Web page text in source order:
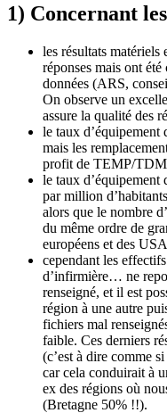
1) Concernant les
les résultats
réponses mais ont été
données (ARS,
On observe un
assure la qualité des
le taux d’équipement
mais les
profit de TEMP/TDM
le taux d’équipement
par million
alors que le nombre
du même ordre de
européens et des
cependant les
d’infirmière… ne
renseigné, et il est
région à une autre
fichiers mal
faible. Ces derniers
(c’est à dire comme
car cela conduirait à
ex des régions où
(Bretagne 50% !!).